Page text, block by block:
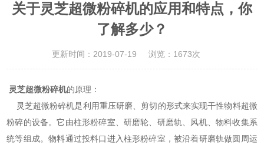
关于灵芝超微粉碎机的应用和特点，你
了解多少？
更新时间：2019-07-19 浏览：1673次
灵芝超微粉碎机的原理：
灵芝超微粉碎机是利用重压研磨、剪切的形式来实现干性物料超微
粉碎的设备。它由柱形粉碎室、研磨轮、研磨轨、风机、物料收集系
统等组成。物料通过投料口进入柱形粉碎室，被沿着研磨轨做圆周运